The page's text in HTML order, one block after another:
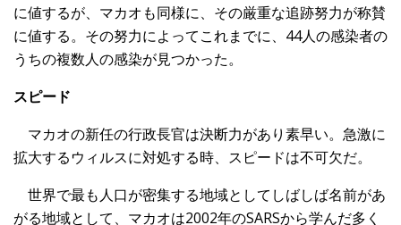
に値するが、マカオも同様に、その厳重な追跡努力が称賛
に値する。その努力によってこれまでに、44人の感染者の
うちの複数人の感染が見つかった。
スピード
マカオの新任の行政長官は決断力があり素早い。急激に
拡大するウィルスに対処する時、スピードは不可欠だ。
世界で最も人口が密集する地域としてしばしば名前があ
がる地域として、マカオは2002年のSARSから学んだ多く